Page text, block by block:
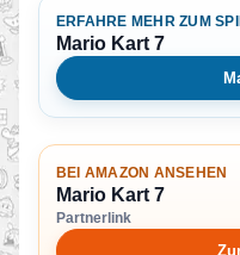
ERFAHRE MEHR ZUM
Mario Kart 7
BEI AMAZON ANSEHEN
Mario Kart 7
Partnerlink